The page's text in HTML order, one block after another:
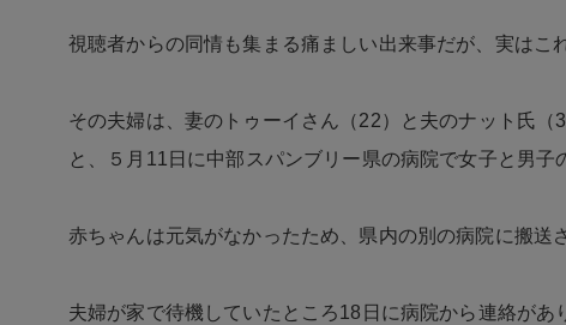
視聴者からの同情も集まる痛ましい出来事だが、実はこ
その夫婦は、妻のトゥーイさん（22）と夫のナット氏（
と、５月11日に中部スパンブリー県の病院で女子と男子
赤ちゃんは元気がなかったため、県内の別の病院に搬送
夫婦が家で待機していたところ18日に病院から連絡があ